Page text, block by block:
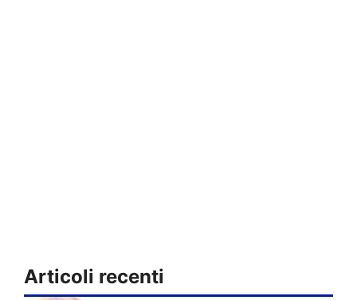
Articoli recenti